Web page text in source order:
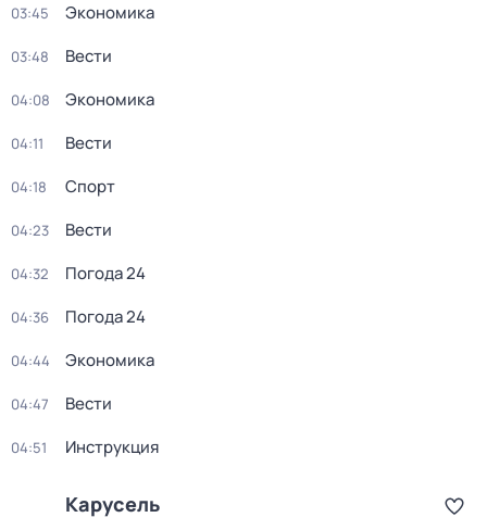
03:45 Экономика
03:48 Вести
04:08 Экономика
04:11 Вести
04:18 Спорт
04:23 Вести
04:32 Погода 24
04:36 Погода 24
04:44 Экономика
04:47 Вести
04:51 Инструкция
Карусель